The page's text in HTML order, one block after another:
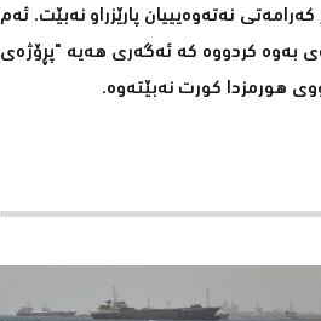
نەتەوەیییان پارێزراو نەبێت. ئەم
به‌وه‌ کردووە کە ئەگەری هەیە "پڕۆژەی
هورمزدا کورت نەبێتەوە.